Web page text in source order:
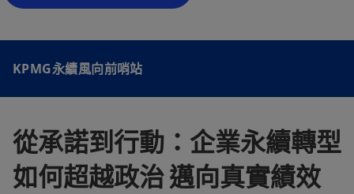
KPMG永續風向前哨站
從承諾到行動：企業永續轉型
如何超越政治 邁向真實績效